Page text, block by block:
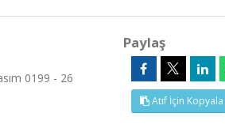
0199 - 26
Paylaş
Atıf İçin Kopyala